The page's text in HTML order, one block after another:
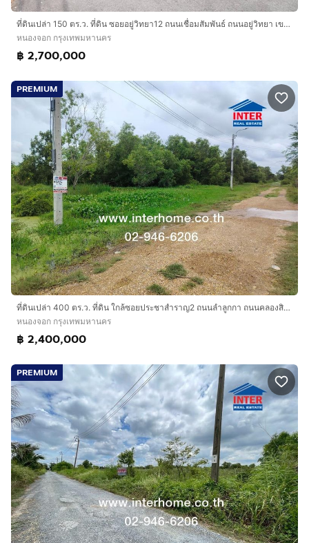
ที่ดินเปล่า 150 ตร.ว. ที่ดิน ซอยอยู่วิทยา12 ถนนเชื่อมสัมพันธ์ ถนนอยู่วิทยา เขตหนองจอก กรุงเทพมหานคร
หนองจอก กรุงเทพมหานคร
฿ 2,700,000
PREMIUM
ที่ดินเปล่า 400 ตร.ว. ที่ดิน ใกล้ซอยประชาสำราญ2 ถนนลำลูกกา ถนนคลองสิบสอง เขตหนองจอก กรุงเทพมหานคร
หนองจอก กรุงเทพมหานคร
฿ 2,400,000
PREMIUM